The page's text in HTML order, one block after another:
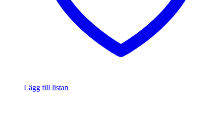
Lägg till listan